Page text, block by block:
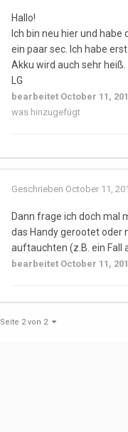
Hallo!
Ich bin neu hier und
ein paar sec. Ich habe
Akku wird auch sehr heiß.
LG
bearbeitet October 11,
was hinzugefügt
Geschrieben October 11,
Dann frage ich doch mal
das Handy gerootet oder
auftauchten (z.B. ein Fall
bearbeitet October 11,
Seite 2 von 2